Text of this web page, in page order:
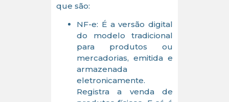
que são:
NF-e: É a versão digital
do modelo tradicional
para produtos ou
mercadorias, emitida e
armazenada
eletronicamente.
Registra a venda de